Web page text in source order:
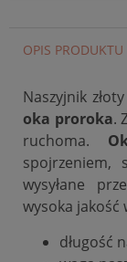
OPIS PRODUKTU
Naszyjnik
oka proroka.
ruchoma.
spojrzeniem,
wysyłane
wysoka jakość
długość